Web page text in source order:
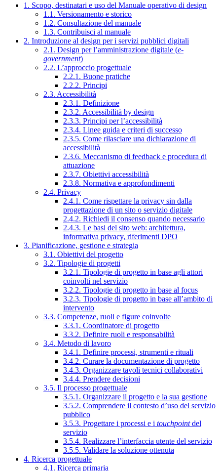
1. Scopo, destinatari e uso del Manuale operativo di design
1.1. Versionamento e storico
1.2. Consultazione del manuale
1.3. Contribuisci al manuale
2. Introduzione al design per i servizi pubblici digitali
2.1. Design per l’amministrazione digitale (e-
government)
2.2. L’approccio progettuale
2.2.1. Buone pratiche
2.2.2. Principi
2.3. Accessibilità
2.3.1. Definizione
2.3.2. Accessibilità by design
2.3.3. Principi per l’accessibilità
2.3.4. Linee guida e criteri di successo
2.3.5. Come rilasciare una dichiarazione di
accessibilità
2.3.6. Meccanismo di feedback e procedura di
attuazione
2.3.7. Obiettivi accessibilità
2.3.8. Normativa e approfondimenti
2.4. Privacy
2.4.1. Come rispettare la privacy sin dalla
progettazione di un sito o servizio digitale
2.4.2. Richiedi il consenso quando necessario
2.4.3. Le basi del sito web: architettura,
informativa privacy, riferimenti DPO
3. Pianificazione, gestione e strategia
3.1. Obiettivi del progetto
3.2. Tipologie di progetti
3.2.1. Tipologie di progetto in base agli attori
coinvolti nel servizio
3.2.2. Tipologie di progetto in base al focus
3.2.3. Tipologie di progetto in base all’ambito di
intervento
3.3. Competenze, ruoli e figure coinvolte
3.3.1. Coordinatore di progetto
3.3.2. Definire ruoli e responsabilità
3.4. Metodo di lavoro
3.4.1. Definire processi, strumenti e rituali
3.4.2. Curare la documentazione di progetto
3.4.3. Organizzare tavoli tecnici collaborativi
3.4.4. Prendere decisioni
3.5. Il processo progettuale
3.5.1. Organizzare il progetto e la sua gestione
3.5.2. Comprendere il contesto d’uso del servizio
pubblico
3.5.3. Progettare i processi e i touchpointdel
servizio
3.5.4. Realizzare l’interfaccia utente del servizio
3.5.5. Validare la soluzione ottenuta
4. Ricerca progettuale
4.1. Ricerca primaria